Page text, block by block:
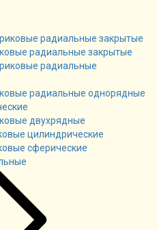
радиальные закрытые
радиальные однорядные
двухрядные
цилиндрические
сферические